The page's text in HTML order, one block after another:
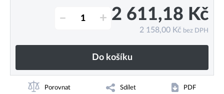
– + 2 611,18 Kč
2 158,00 Kč bez DPH
Do košíku
Porovnat Sdílet PDF